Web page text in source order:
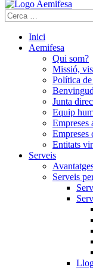
Cerca:
Inici
Aemifesa
Qui som?
Missió,
Política
Junta
Equip
Empreses
Empreses
Entitats
Serveis
Serveis